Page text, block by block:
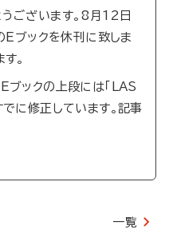
ございます。8月12日
Eブックを休刊に致しま
。
ックの上段には「LAS
でに修正しています。記事
一覧